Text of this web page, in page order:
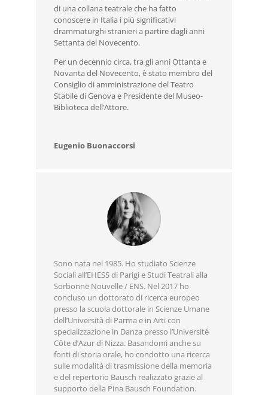
di una collana teatrale che ha fatto
conoscere in Italia i più significativi
drammaturghi stranieri a partire dagli anni
Settanta del Novecento.
Per un decennio circa, tra gli anni Ottanta e
Novanta del Novecento, è stato membro del
Consiglio di amministrazione del Teatro
Stabile di Genova e Presidente del Museo-
Biblioteca dell’Attore.
Eugenio Buonaccorsi
Sono nata nel 1985. Ho studiato Scienze
Sociali all’EHESS di Parigi e Studi Teatrali alla
Sorbonne Nouvelle / ENS. Nel 2017 ho
concluso un dottorato di ricerca europeo
presso la scuola dottorale in Scienze Umane
dell’Università di Parma e in Arti con
specializzazione in Danza presso l’Université
Côte d’Azur di Nizza. Basandomi anche su
fonti di storia orale, ho condotto una ricerca
sulle modalità di trasmissione della memoria
e del repertorio Bausch realizzato grazie al
supporto della Pina Bausch Foundation.